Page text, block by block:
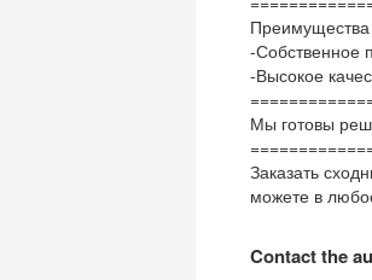
-Собственное
-Высокое
Мы готовы
Заказать
можете в
Contact the